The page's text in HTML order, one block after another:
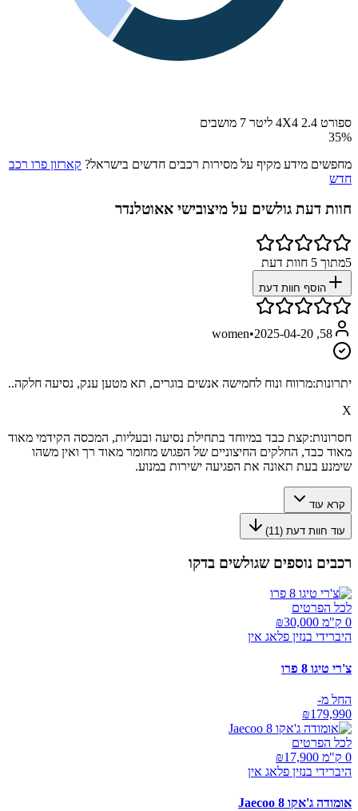
ספורט 4X4 2.4 ליטר 7 מושבים
35%
מחפשים מידע מקיף על מסירות רכבים חדשים בישראל? קארזון פרו רכב
חדש
חוות דעת גולשים על מיצובישי אאוטלנדר
5מתוך 5 חוות דעת
הוסף חוות דעת
58, women
•2025-04-20
יתרונות:מרווח ונוח לחמישה אנשים בוגרים, תא מטען ענק, נסיעה חלקה..
X
חסרונות:קצת כבד במיוחד בתחילת נסיעה ובעליות, המכסה הקידמי מאוד
מאוד כבד, החלקים החיצוניים של הפגוש מחומר מאוד רך ואין משהו
שימנע בעת תאונה את הפגיעה ישירות במנוע.
קרא עוד
עוד חוות דעת (11
)
רכבים נוספים שגולשים בדקו
לכל הפרטים
0 ק"מ ₪
30,000
היברידי בנזין פלאג אין
צ'רי טיגו 8 פרו
החל מ-
₪179,990
לכל הפרטים
0 ק"מ ₪
17,900
היברידי בנזין פלאג אין
אומודה ג'אקו Jaecoo 8